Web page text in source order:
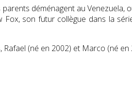
déménagent au Venezuela,
Fox, son futur collègue dans la
(né en 2002) et Marco (né en